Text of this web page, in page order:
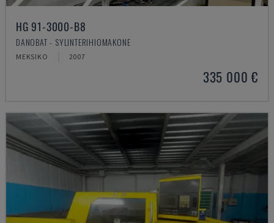
HG 91-3000-B8
DANOBAT - SYLINTERIHIOMAKONE
MEKSIKO 2007
335 000 €